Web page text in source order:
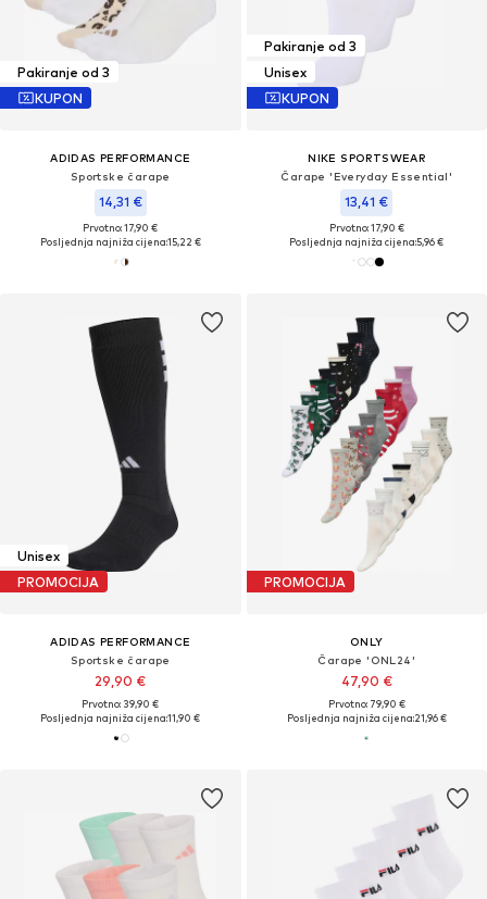
Pakiranje od 3
KUPON
ADIDAS PERFORMANCE
Sportske čarape
14,31 €
Prvotno: 17,90 €
Posljednja najniža cijena:15,22 €
Pakiranje od 3
Unisex
KUPON
NIKE SPORTSWEAR
Čarape 'Everyday Essential'
13,41 €
Prvotno: 17,90 €
Posljednja najniža cijena:5,96 €
Unisex
PROMOCIJA
ADIDAS PERFORMANCE
Sportske čarape
29,90 €
Prvotno: 39,90 €
Posljednja najniža cijena:11,90 €
PROMOCIJA
ONLY
Čarape 'ONL24'
47,90 €
Prvotno: 79,90 €
Posljednja najniža cijena:21,96 €